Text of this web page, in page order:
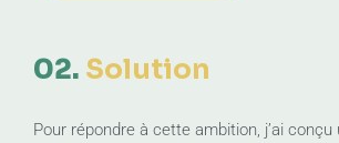
02. Solution
Pour répondre à cette ambition, j’ai